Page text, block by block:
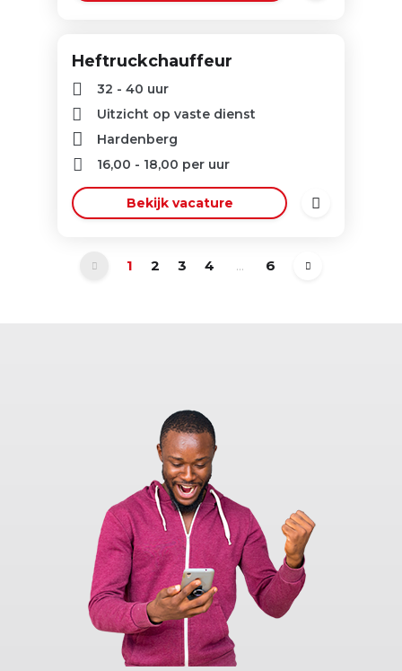
Heftruckchauffeur
32 - 40 uur
Uitzicht op vaste dienst
Hardenberg
16,00 - 18,00 per uur
Bekijk vacature
1 2 3 4 ... 6